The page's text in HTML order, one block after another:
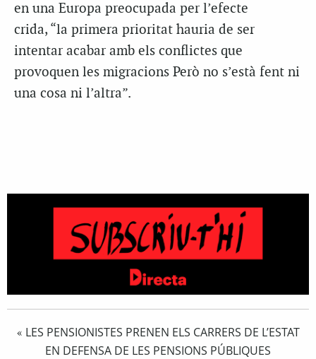
en una Europa preocupada per l’efecte
crida, “la primera prioritat hauria de ser
intentar acabar amb els conflictes que
provoquen les migracions Però no s’està fent ni
una cosa ni l’altra”.
« LES PENSIONISTES PRENEN ELS CARRERS DE L’ESTAT
EN DEFENSA DE LES PENSIONS PÚBLIQUES